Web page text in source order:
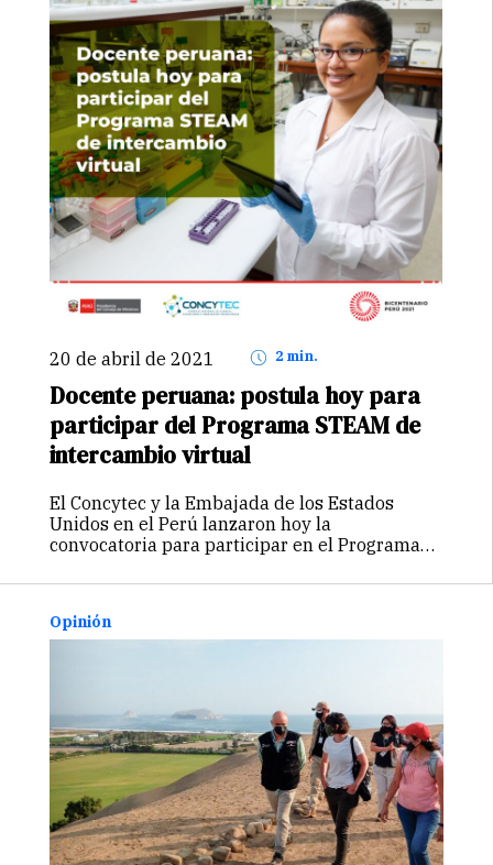
20 de abril de 2021 2 min.
Docente peruana: postula hoy para
participar del Programa STEAM de
intercambio virtual
El Concytec y la Embajada de los Estados
Unidos en el Perú lanzaron hoy la
convocatoria para participar en el Programa
mujeres en el campo de la ciencia, tecnología,
Ambas…
Opinión